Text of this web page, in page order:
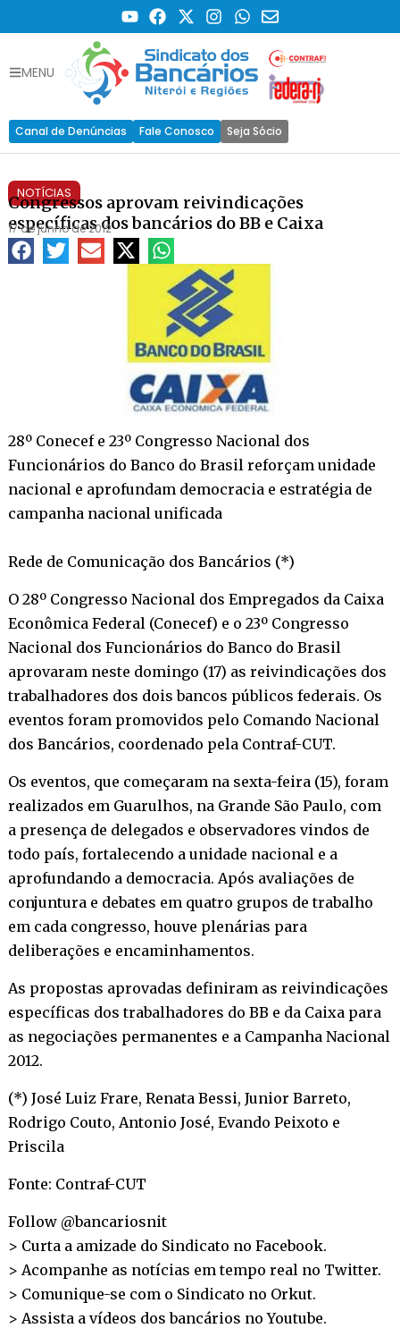
MENU
Canal de Denúncias Fale Conosco Seja Sócio
NOTÍCIAS
Congressos aprovam reivindicações
específicas dos bancários do BB e Caixa
17 de junho de 2012
28º Conecef e 23º Congresso Nacional dos
Funcionários do Banco do Brasil reforçam unidade
nacional e aprofundam democracia e estratégia de
campanha nacional unificada
Rede de Comunicação dos Bancários (*)
O 28º Congresso Nacional dos Empregados da Caixa
Econômica Federal (Conecef) e o 23º Congresso
Nacional dos Funcionários do Banco do Brasil
aprovaram neste domingo (17) as reivindicações dos
trabalhadores dos dois bancos públicos federais. Os
eventos foram promovidos pelo Comando Nacional
dos Bancários, coordenado pela Contraf-CUT.
Os eventos, que começaram na sexta-feira (15), foram
realizados em Guarulhos, na Grande São Paulo, com
a presença de delegados e observadores vindos de
todo país, fortalecendo a unidade nacional e a
aprofundando a democracia. Após avaliações de
conjuntura e debates em quatro grupos de trabalho
em cada congresso, houve plenárias para
deliberações e encaminhamentos.
As propostas aprovadas definiram as reivindicações
específicas dos trabalhadores do BB e da Caixa para
as negociações permanentes e a Campanha Nacional
2012.
(*) José Luiz Frare, Renata Bessi, Junior Barreto,
Rodrigo Couto, Antonio José, Evando Peixoto e
Priscila
Fonte: Contraf-CUT
Follow @bancariosnit
> Curta a amizade do Sindicato no Facebook.
> Acompanhe as notícias em tempo real no Twitter.
> Comunique-se com o Sindicato no Orkut.
> Assista a vídeos dos bancários noYoutube.